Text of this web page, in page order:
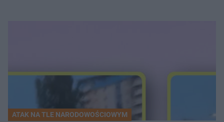
ATAK NA TLE NARODOWOŚCIOWYM